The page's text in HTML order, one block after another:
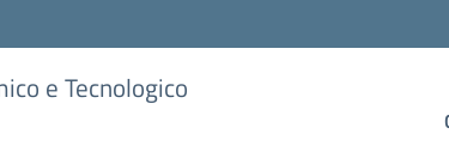
e Tecnologico